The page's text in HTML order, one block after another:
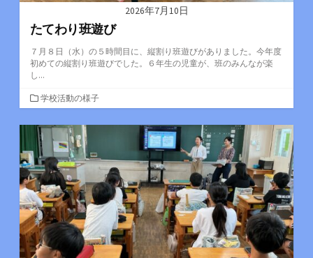
2026年7月10日
たてわり班遊び
７月８日（水）の５時間目に、縦割り班遊びがありました。今年度
初めての縦割り班遊びでした。６年生の児童が、班のみんなが楽
し...
カ
テ
ゴ
リ
ー
学校活動の様子